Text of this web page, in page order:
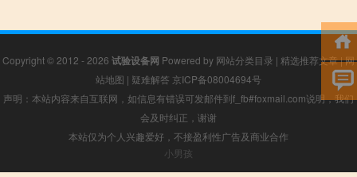
Copyright © 2012 - 2026 试验设备网 Powered by 网站分类目录 | 精选推荐文章|网
站地图 | 疑难解答 京ICP备08004694号
声明：本站内容来自互联网，如信息有错误可发邮件到f_fb#foxmail.com说明，我们
会及时纠正，谢谢
本站仅为个人兴趣爱好，不接盈利性广告及商业合作
小男孩